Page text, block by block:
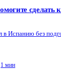
сделать
в Испанию без
1 мин